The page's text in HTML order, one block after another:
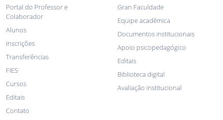
Portal do Professor e
Colaborador
Alunos
Inscrições
Transferências
FIES
Cursos
Editais
Contato
Gran Faculdade
Equipe acadêmica
Documentos institucionais
Apoio psicopedagógico
Editais
Biblioteca digital
Avaliação institucional